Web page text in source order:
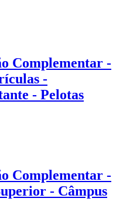
Complementar -
-
- Pelotas
Complementar -
- Câmpus